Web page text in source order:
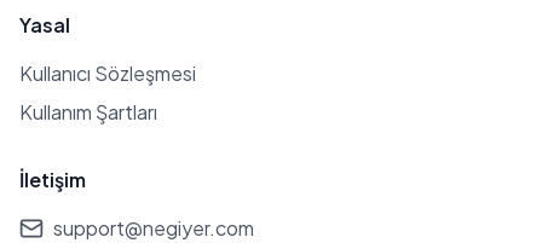
Yasal
Kullanıcı Sözleşmesi
Kullanım Şartları
İletişim
support@negiyer.com